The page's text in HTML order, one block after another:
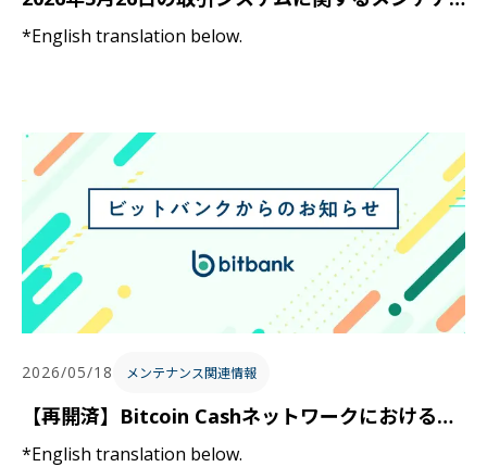
*English translation below.
2026/05/18 メンテナンス関連情報
【再開済】Bitcoin Cashネットワークにおける入出金の一時停止に関するお知らせ / Notice Regarding Temporary Suspension of Deposits and Withdrawals on the Bitcoin Cash Network
*English translation below.